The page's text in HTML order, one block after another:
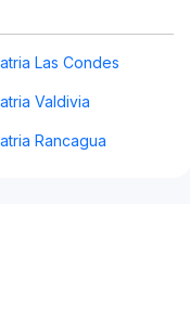
Las Condes
Valdivia
Rancagua